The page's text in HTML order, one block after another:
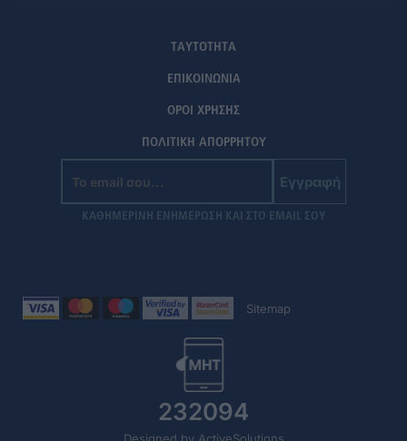
ΤΑΥΤΟΤΗΤΑ
ΕΠΙΚΟΙΝΩΝΙΑ
ΟΡΟΙ ΧΡΗΣΗΣ
ΠΟΛΙΤΙΚΗ ΑΠΟΡΡΗΤΟΥ
Εγγραφή
ΚΑΘΗΜΕΡΙΝΗ ΕΝΗΜΕΡΩΣΗ ΚΑΙ ΣΤΟ EMAIL ΣΟΥ
Sitemap
232094
Designed by ActiveSolutions